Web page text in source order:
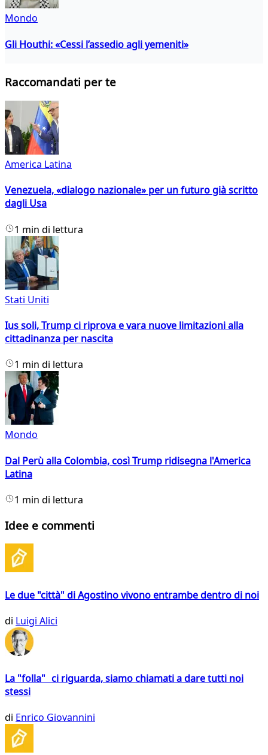
Mondo
Gli Houthi: «Cessi l’assedio agli yemeniti»
Raccomandati per te
America Latina
Venezuela, «dialogo nazionale» per un futuro già scritto
dagli Usa
1 min di lettura
Stati Uniti
Ius soli, Trump ci riprova e vara nuove limitazioni alla
cittadinanza per nascita
1 min di lettura
Mondo
Dal Perù alla Colombia, così Trump ridisegna l'America
Latina
1 min di lettura
Idee e commenti
Le due "città" di Agostino vivono entrambe dentro di noi
di Luigi Alici
La "folla" ci riguarda, siamo chiamati a dare tutti noi
stessi
di Enrico Giovannini